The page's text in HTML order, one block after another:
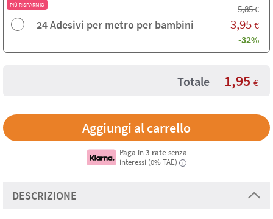
PIÙ RISPARMIO
24 Adesivi per metro per bambini
5,85€
3,95 €
-32%
Totale 1,95 €
Paga in 3 rate senza
interessi (0% TAE)
i
DESCRIZIONE